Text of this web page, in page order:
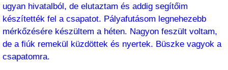
ugyan hivatalból, de elutaztam és addig segítőim
készítették fel a csapatot. Pályafutásom legnehezebb
mérkőzésére készültem a héten. Nagyon feszült voltam,
de a fiúk remekül küzdöttek és nyertek. Büszke vagyok a
csapatomra.